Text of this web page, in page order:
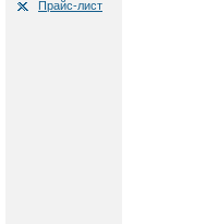
Прайс-лист